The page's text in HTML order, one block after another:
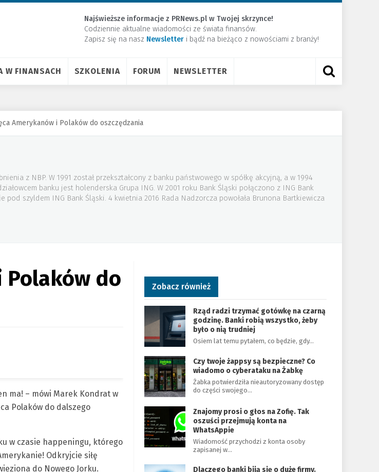
Najświeższe informacje z PRNews.pl w Twojej skrzynce!
Codziennie aktualne wiadomości ze świata finansów.
Zapisz się na nasz Newsletter ​i bądź na bieżąco z nowościami z branży!
W FINANSACH SZKOLENIA FORUM NEWSLETTER
Amerykanów i Polaków do oszczędzania
z NBP. W 1991 został przekształcony z banku państwowego w spółkę akcyjną, a w 1994
banku jest holenderska Grupa ING. W 2001 roku Bank Śląski połączono z ING Bank
pod szyldem ING Bank Śląski. 4 kwietnia 2016 Rada Nadzorcza powołała Brunona Bartkiewicza
Polaków do
ma! – mówi Marek Kondrat w
Polaków do dalszego
w czasie happeningu, którego
Odkryjcie siłę
do Nowego Jorku.
Zobacz również
Rząd radzi trzymać gotówkę na czarną
godzinę. Banki robią wszystko, żeby
było o nią trudniej
Osiem lat temu pytałem, co będzie, gdy…
Czy twoje żappsy są bezpieczne? Co
wiadomo o cyberataku na Żabkę
Żabka potwierdziła nieautoryzowany dostęp
do części swojego…
Znajomy prosi o głos na Zofię. Tak
oszuści przejmują konta na
WhatsAppie
Wiadomość przychodzi z konta osoby
zapisanej w…
Dlaczego banki biją się o duże firmy.